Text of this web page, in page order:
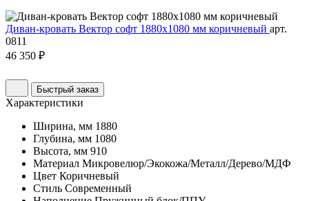
Диван-кровать Вектор софт 1880х1080 мм коричневый арт.
0811
46 350 ₽
Быстрый заказ
Характеристики
Ширина, мм 1880
Глубина, мм 1080
Высота, мм 910
Материал Микровелюр/Экокожа/Металл/Дерево/МДФ
Цвет Коричневый
Стиль Современный